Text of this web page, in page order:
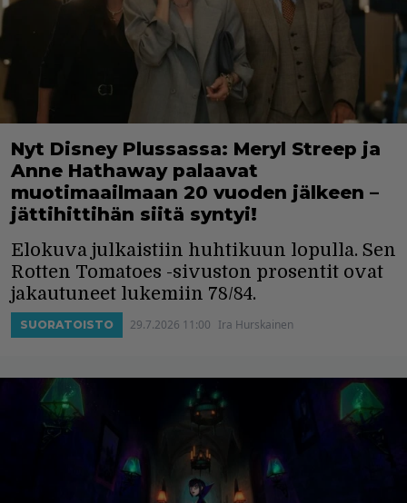
Nyt Disney Plussassa: Meryl Streep ja
Anne Hathaway palaavat
muotimaailmaan 20 vuoden jälkeen –
jättihittihän siitä syntyi!
Elokuva julkaistiin huhtikuun lopulla. Sen
Rotten Tomatoes -sivuston prosentit ovat
jakautuneet lukemiin 78/84.
SUORATOISTO 29.7.2026 11:00 Ira Hurskainen